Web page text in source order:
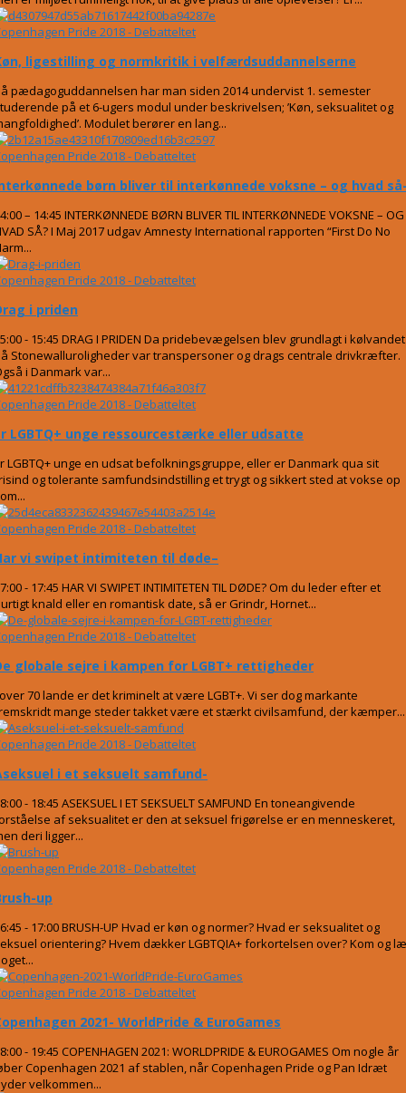
Pride 2018 - Debatteltet
ligestilling og normkritik i velfærdsuddannelserne
pædagoguddannelsen har man siden 2014 undervist 1. semester
på et 6-ugers modul under beskrivelsen; ’Køn, seksualitet og
Modulet berører en lang...
Pride 2018 - Debatteltet
børn bliver til interkønnede voksne – og hvad
– 14:45 INTERKØNNEDE BØRN BLIVER TIL INTERKØNNEDE VOKSNE – OG
SÅ? I Maj 2017 udgav Amnesty International rapporten “First Do No
Pride 2018 - Debatteltet
i priden
- 15:45 DRAG I PRIDEN Da pridebevægelsen blev grundlagt i kølvandet
Stonewalluroligheder var transpersoner og drags centrale drivkræfter.
i Danmark var...
Pride 2018 - Debatteltet
LGBTQ+ unge ressourcestærke eller udsatte
LGBTQ+ unge en udsat befolkningsgruppe, eller er Danmark qua sit
og tolerante samfundsindstilling et trygt og sikkert sted at vokse op
Pride 2018 - Debatteltet
vi swipet intimiteten til døde–
- 17:45 HAR VI SWIPET INTIMITETEN TIL DØDE? Om du leder efter et
knald eller en romantisk date, så er Grindr, Hornet...
Pride 2018 - Debatteltet
globale sejre i kampen for LGBT+ rettigheder
70 lande er det kriminelt at være LGBT+. Vi ser dog markante
mange steder takket være et stærkt civilsamfund, der kæmper...
Pride 2018 - Debatteltet
i et seksuelt samfund-
- 18:45 ASEKSUEL I ET SEKSUELT SAMFUND En toneangivende
af seksualitet er den at seksuel frigørelse er en menneskeret,
deri ligger...
Pride 2018 - Debatteltet
up
- 17:00 BRUSH-UP Hvad er køn og normer? Hvad er seksualitet og
orientering? Hvem dækker LGBTQIA+ forkortelsen over? Kom og
Pride 2018 - Debatteltet
2021- WorldPride & EuroGames
- 19:45 COPENHAGEN 2021: WORLDPRIDE & EUROGAMES Om nogle år
Copenhagen 2021 af stablen, når Copenhagen Pride og Pan Idræt
velkommen...